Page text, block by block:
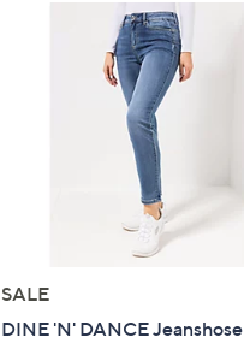
SALE
DINE 'N' DANCE Jeanshose